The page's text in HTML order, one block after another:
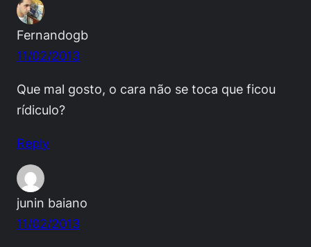
Fernandogb
11/02/2013
Que mal gosto, o cara não se toca que ficou
rídiculo?
Reply
junin baiano
11/02/2013